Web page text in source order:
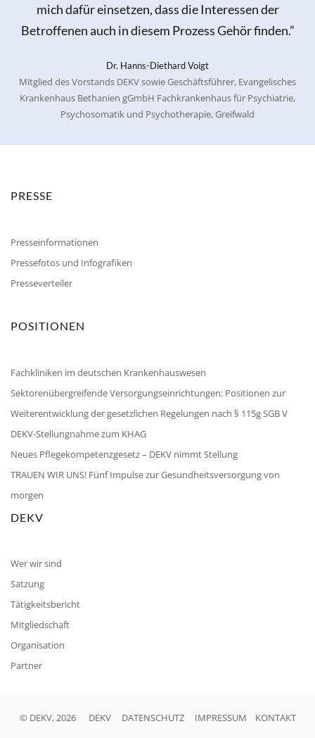
mich dafür einsetzen, dass die Interessen der
Betroffenen auch in diesem Prozess Gehör finden.”
Dr. Hanns-Diethard Voigt
Mitglied des Vorstands DEKV sowie Geschäftsführer, Evangelisches
Krankenhaus Bethanien gGmbH Fachkrankenhaus für Psychiatrie,
Psychosomatik und Psychotherapie, Greifwald
PRESSE
Presseinformationen
Pressefotos und Infografiken
Presseverteiler
POSITIONEN
Fachkliniken im deutschen Krankenhauswesen
Sektorenübergreifende Versorgungseinrichtungen: Positionen zur
Weiterentwicklung der gesetzlichen Regelungen nach § 115g SGB V
DEKV-Stellungnahme zum KHAG
Neues Pflegekompetenzgesetz – DEKV nimmt Stellung
TRAUEN WIR UNS! Fünf Impulse zur Gesundheitsversorgung von
morgen
DEKV
Wer wir sind
Satzung
Tätigkeitsbericht
Mitgliedschaft
Organisation
Partner
© DEKV, 2026 DEKV DATENSCHUTZ IMPRESSUM KONTAKT